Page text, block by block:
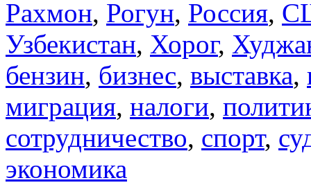
Рахмон, Рогун, Россия,
Узбекистан, Хорог,
бензин, бизнес, выставка,
миграция, налоги,
сотрудничество, спорт,
экономика